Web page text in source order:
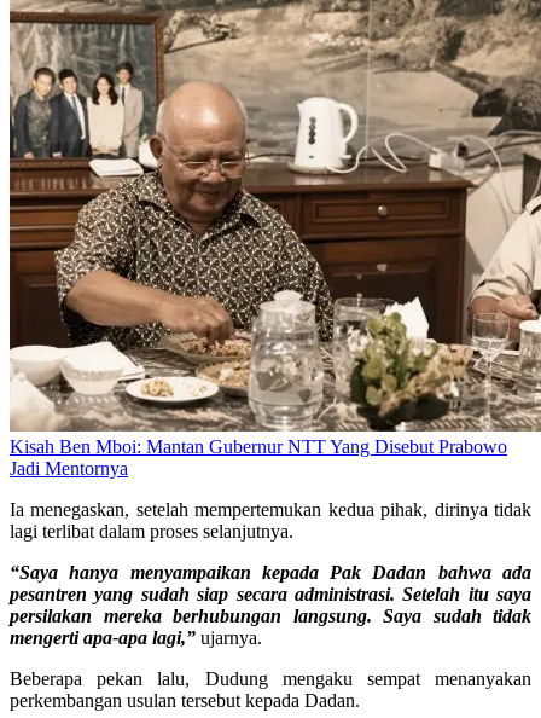
Kisah Ben Mboi: Mantan Gubernur NTT Yang Disebut Prabowo
Jadi Mentornya
Ia menegaskan, setelah mempertemukan kedua pihak, dirinya tidak
lagi terlibat dalam proses selanjutnya.
“Saya hanya menyampaikan kepada Pak Dadan bahwa ada
pesantren yang sudah siap secara administrasi. Setelah itu saya
persilakan mereka berhubungan langsung. Saya sudah tidak
mengerti apa-apa lagi,” ujarnya.
Beberapa pekan lalu, Dudung mengaku sempat menanyakan
perkembangan usulan tersebut kepada Dadan.